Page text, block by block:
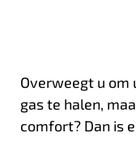
Overweegt u om
gas te halen,
comfort? Dan is